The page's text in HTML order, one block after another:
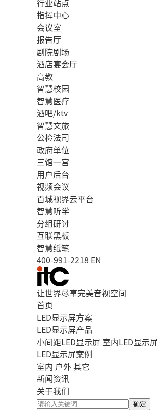
行业站点
指挥中心
会议室
报告厅
剧院剧场
酒店宴会厅
高教
智慧校园
智慧医疗
酒吧/ktv
智慧文旅
公检法司
政府单位
三馆一宫
用户后台
视频会议
百城视界云平台
智慧听学
分组研讨
互联黑板
智慧纸笔
400-991-2218 EN
让世界尽享完美音视空间
首页
LED显示屏方案
LED显示屏产品
小间距LED显示屏 室内LED显示屏
LED显示屏案例
室内 户外其它
新闻资讯
关于我们
确定